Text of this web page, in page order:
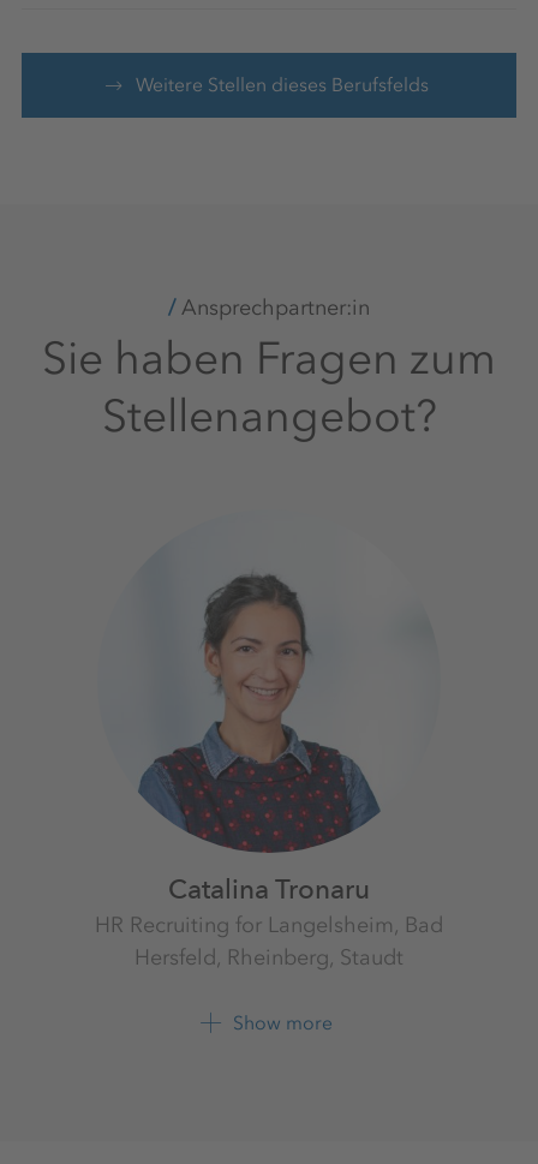
Weitere Stellen dieses Berufsfelds
Ansprechpartner:in
Sie haben Fragen zum
Stellenangebot?
Catalina Tronaru
HR Recruiting for Langelsheim, Bad
Hersfeld, Rheinberg, Staudt
K+S Aktiengesellschaft
Show more